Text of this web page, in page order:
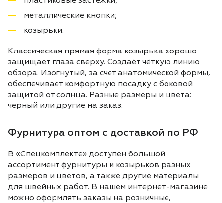
металлические кнопки;
козырьки.
Классическая прямая форма козырька хорошо
защищает глаза сверху. Создаёт чёткую линию
обзора. Изогнутый, за счет анатомической формы,
обеспечивает комфортную посадку с боковой
защитой от солнца. Разные размеры и цвета:
черный или другие на заказ.
Фурнитура оптом с доставкой по РФ
В «Спецкомплекте» доступен большой
ассортимент фурнитуры и козырьков разных
размеров и цветов, а также другие материалы
для швейных работ. В нашем интернет-магазине
можно оформлять заказы на розничные,